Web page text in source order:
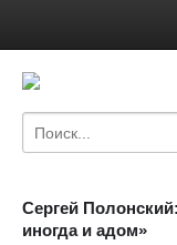
Сергей
иногда и адом»